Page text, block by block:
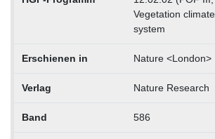
Vegetation
system
Erschienen in Nature <London>
Verlag Nature Research
Band 586